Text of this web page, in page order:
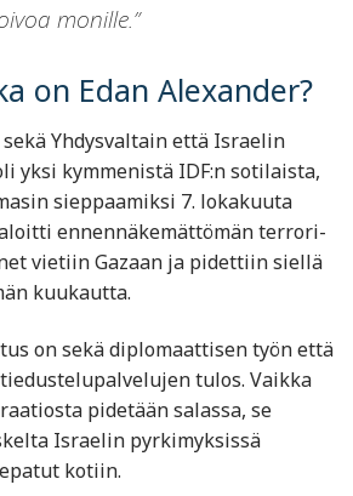
monille.”
on Edan Alexander?
sekä Yhdysvaltain että Israelin
yksi kymmenistä IDF:n sotilaista,
sieppaamiksi 7. lokakuuta
ennennäkemättömän terrori-
vietiin Gazaan ja pidettiin siellä
kuukautta.
on sekä diplomaattisen työn että
tulos. Vaikka
pidetään salassa, se
Israelin pyrkimyksissä
kotiin.